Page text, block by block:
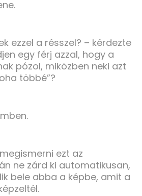
ezzel a résszel? – kérdezte
egy férj azzal, hogy a
pózol, miközben neki azt
többé”?
ezt az
ne zárd ki automatikusan,
bele abba a képbe, amit a